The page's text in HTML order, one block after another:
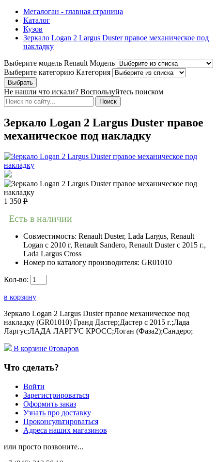
Мегалоган - главная страница
Каталог
Кузов
Зеркало Logan 2 Largus Duster правое механическое под
накладку
Выберите модель Renault Модель
Выберите категорию Категория
Не нашли что искали? Воспользуйтесь поиском
Зеркало Logan 2 Largus Duster правое
механическое под накладку
1 350 Р
Есть в наличии
Совместимость: Renault Duster, Lada Largus, Renault
Logan c 2010 г, Renault Sandero, Renault Duster с 2015 г.,
Lada Largus Cross
Номер по каталогу производителя: GR01010
Кол-во:
в корзину
Зеркало Logan 2 Largus Duster правое механическое под
накладку (GR01010) Гранд Дастер;Дастер с 2015 г.;Лада
Ларгус;ЛАДА ЛАРГУС КРОСС;Логан (Фаза2);Сандеро;
В корзине 0товаров
Что сделать?
Войти
Зарегистрироваться
Оформить заказ
Узнать про доставку
Проконсультироваться
Адреса наших магазинов
или просто позвоните...